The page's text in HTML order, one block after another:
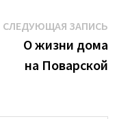
СЛЕДУЮЩАЯ ЗАПИСЬ
О жизни дома
на Поварской